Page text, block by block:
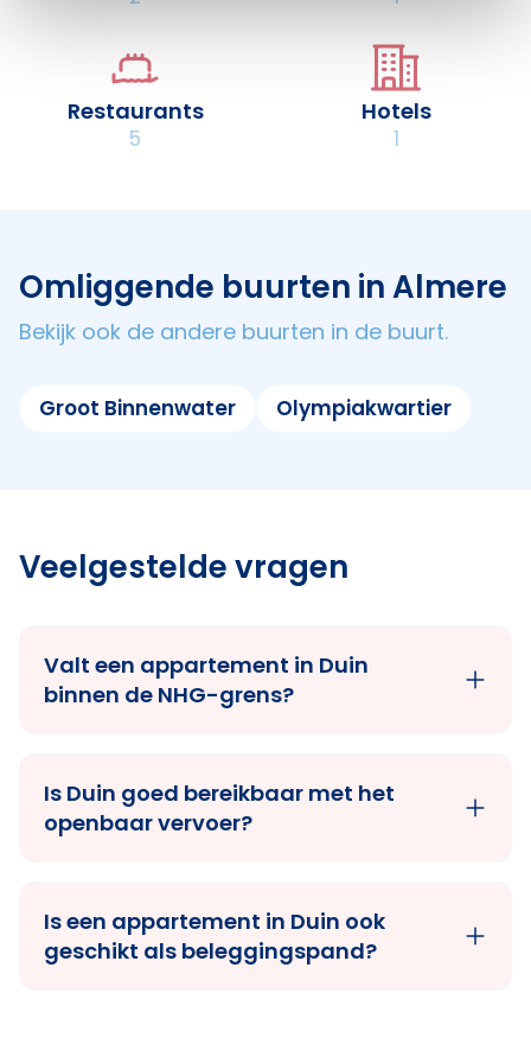
Restaurants
5
Hotels
1
Omliggende buurten in Almere
Bekijk ook de andere buurten in de buurt.
Groot Binnenwater Olympiakwartier
Veelgestelde vragen
Valt een appartement in Duin
binnen de NHG-grens?
Is Duin goed bereikbaar met het
openbaar vervoer?
Is een appartement in Duin ook
geschikt als beleggingspand?